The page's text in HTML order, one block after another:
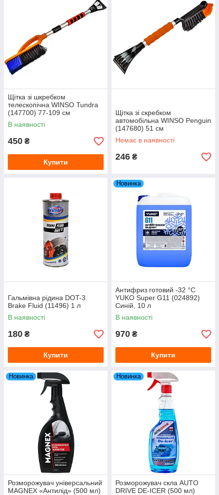
Щітка зі шкребком
телескопічна WINSO Tundra
(147700) 77-109 см
В наявності
450 ₴
Купити
Щітка зі скребком
автомобільна WINSO Penguin
(147680) 51 см
Немає в наявності
246 ₴
Гальмівна рідина DOT-3
Brake Fluid (11496) 1 л
В наявності
180 ₴
Купити
Новинка
Антифриз готовий -32 °C
YUKO Super G11 (024892)
Синій, 10 л
В наявності
970 ₴
Купити
Новинка
Розморожувач універсальний
MAGNEX «Антилід» (500 мл)
Новинка
Розморожувач скла AUTO
DRIVE DE-ICER (500 мл)